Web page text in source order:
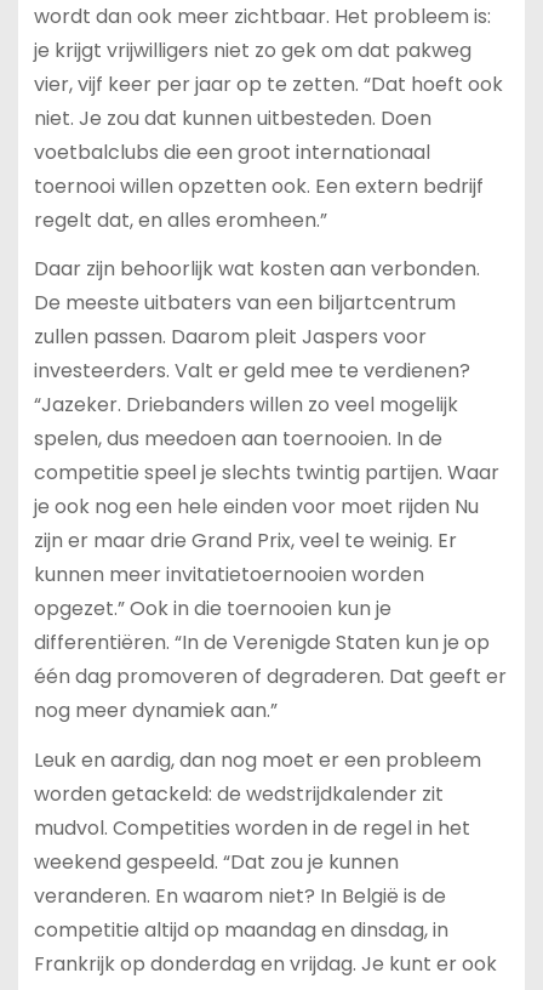
wordt dan ook meer zichtbaar. Het probleem is:
je krijgt vrijwilligers niet zo gek om dat pakweg
vier, vijf keer per jaar op te zetten. “Dat hoeft ook
niet. Je zou dat kunnen uitbesteden. Doen
voetbalclubs die een groot internationaal
toernooi willen opzetten ook. Een extern bedrijf
regelt dat, en alles eromheen.”
Daar zijn behoorlijk wat kosten aan verbonden.
De meeste uitbaters van een biljartcentrum
zullen passen. Daarom pleit Jaspers voor
investeerders. Valt er geld mee te verdienen?
“Jazeker. Driebanders willen zo veel mogelijk
spelen, dus meedoen aan toernooien. In de
competitie speel je slechts twintig partijen. Waar
je ook nog een hele einden voor moet rijden Nu
zijn er maar drie Grand Prix, veel te weinig. Er
kunnen meer invitatietoernooien worden
opgezet.” Ook in die toernooien kun je
differentiëren. “In de Verenigde Staten kun je op
één dag promoveren of degraderen. Dat geeft er
nog meer dynamiek aan.”
Leuk en aardig, dan nog moet er een probleem
worden getackeld: de wedstrijdkalender zit
mudvol. Competities worden in de regel in het
weekend gespeeld. “Dat zou je kunnen
veranderen. En waarom niet? In België is de
competitie altijd op maandag en dinsdag, in
Frankrijk op donderdag en vrijdag. Je kunt er ook